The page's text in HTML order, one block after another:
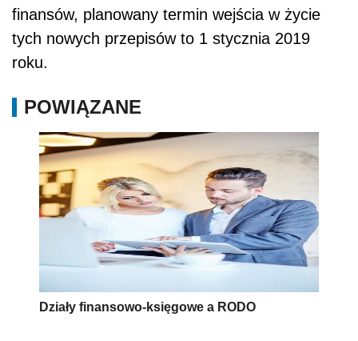
finansów, planowany termin wejścia w życie
tych nowych przepisów to 1 stycznia 2019
roku.
POWIĄZANE
Działy finansowo-księgowe a RODO